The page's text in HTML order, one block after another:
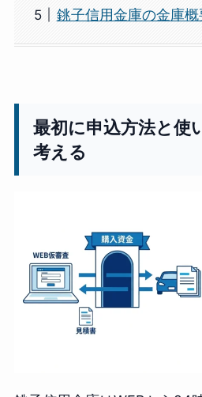
銚子信用金庫の金庫概
最初に申込方法と使
考える